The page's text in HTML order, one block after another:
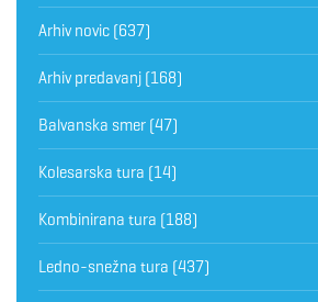
Arhiv novic (637)
Arhiv predavanj (168)
Balvanska smer (47)
Kolesarska tura (14)
Kombinirana tura (188)
Ledno-snežna tura (437)